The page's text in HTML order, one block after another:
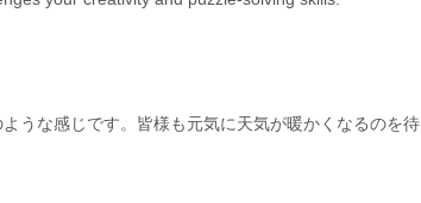
うな感じです。皆様も元気に天気が暖かくなるのを待